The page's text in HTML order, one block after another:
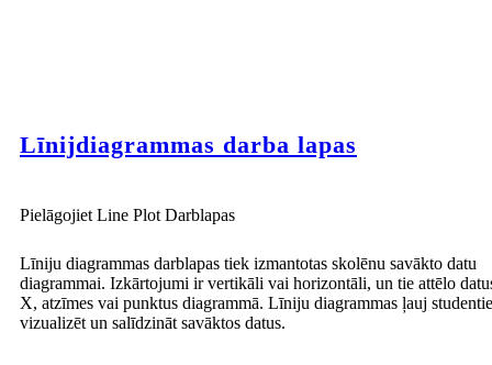
Līnijdiagrammas darba lapas
Pielāgojiet Line Plot Darblapas
Līniju diagrammas darblapas tiek izmantotas skolēnu savākto datu
diagrammai. Izkārtojumi ir vertikāli vai horizontāli, un tie attēlo
X, atzīmes vai punktus diagrammā. Līniju diagrammas ļauj
vizualizēt un salīdzināt savāktos datus.